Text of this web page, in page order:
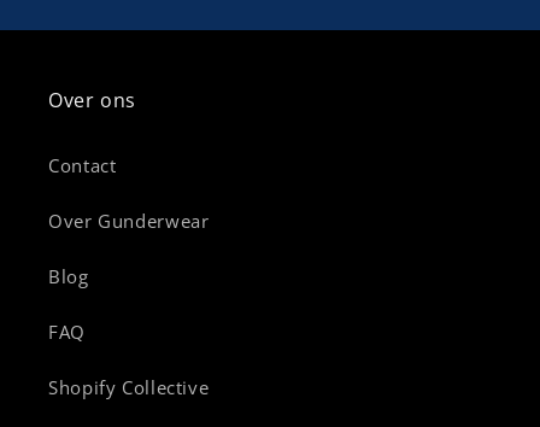
Over ons
Contact
Over Gunderwear
Blog
FAQ
Shopify Collective